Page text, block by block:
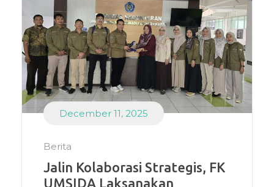
December 11, 2025
Berita
Jalin Kolaborasi Strategis, FK
UMSIDA Laksanakan